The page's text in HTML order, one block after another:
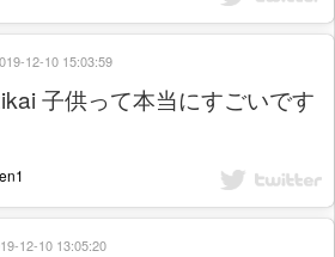
子供って本当にすごいです
12-10 15:03:59
12-10 13:05:20